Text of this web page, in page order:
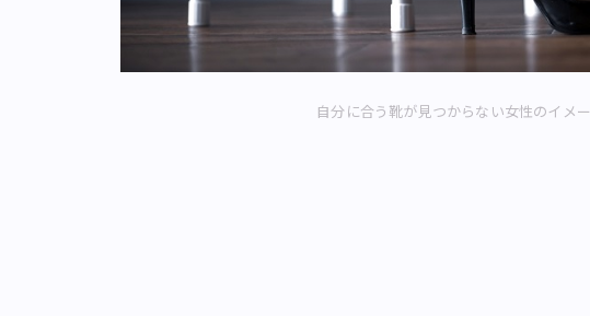
自分に合う靴が見つからない女性のイメ